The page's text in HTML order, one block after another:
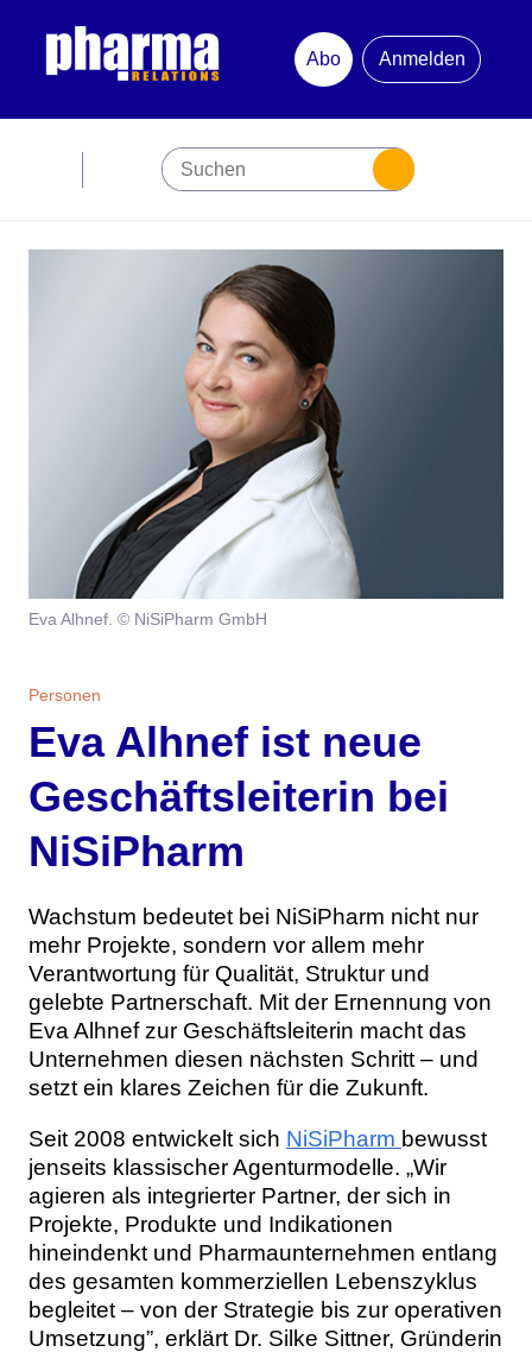
Abo
Anmelden
Themen
Digital Health
Personen
Ausgabenarchiv
Abonnement
Über uns
Werben
Eva Alhnef. © NiSiPharm GmbH
Personen
Eva Alhnef ist neue
Geschäftsleiterin bei
NiSiPharm
Wachstum bedeutet bei NiSiPharm nicht nur
mehr Projekte, sondern vor allem mehr
Verantwortung für Qualität, Struktur und
gelebte Partnerschaft. Mit der Ernennung von
Eva Alhnef zur Geschäftsleiterin macht das
Unternehmen diesen nächsten Schritt – und
setzt ein klares Zeichen für die Zukunft.
Seit 2008 entwickelt sich NiSiPharm bewusst
jenseits klassischer Agenturmodelle. „Wir
agieren als integrierter Partner, der sich in
Projekte, Produkte und Indikationen
hineindenkt und Pharmaunternehmen entlang
des gesamten kommerziellen Lebenszyklus
begleitet – von der Strategie bis zur operativen
Umsetzung”, erklärt Dr. Silke Sittner, Gründerin